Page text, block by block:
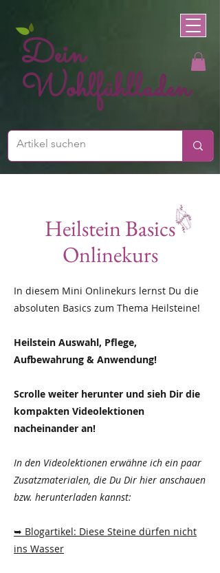
Dein
Wohlfühlladen
Heilstein Basics
Onlinekurs
In diesem Mini Onlinekurs lernst Du die
absoluten Basics zum Thema Heilsteine!
Heilstein Auswahl, Pflege,
Aufbewahrung & Anwendung!
Scrolle weiter herunter und sieh Dir die
kompakten Videolektionen
nacheinander an!
In den Videolektionen erwähne ich ein paar
Zusatzmaterialen, die Du Dir hier anschauen
bzw. herunterladen kannst:
➥ Blogartikel: Diese Steine dürfen nicht
ins Wasser